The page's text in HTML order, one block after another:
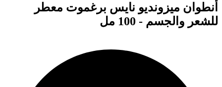
أنطوان ميزونديو نايس برغموت معطر
للشعر والجسم - 100 مل